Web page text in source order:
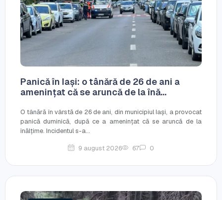
Panică în Iași: o tânără de 26 de ani a
amenințat că se aruncă de la înă...
O tânără în vârstă de 26 de ani, din municipiul Iași, a provocat
panică duminică, după ce a amenințat că se aruncă de la
înălțime. Incidentul s-a...
9 august 2026 67 0